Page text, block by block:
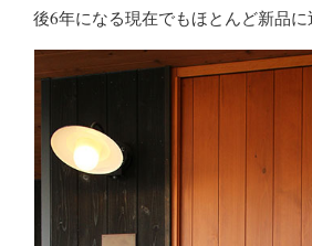
後6年になる現在でもほとんど新品に